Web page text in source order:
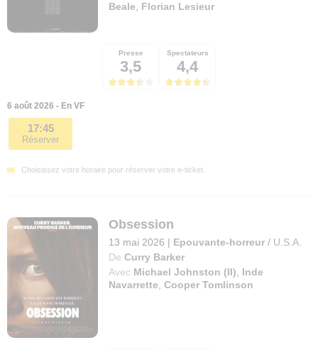
Beale Florian Lesieur
Presse
3,5
Spectateurs
4,4
6 août 2026 - En VF
17:45
Réserver
Choisissez votre horaire pour réserver votre e-ticket.
Obsession
13 mai 2026 | Epouvante-horreur / U.S.A.
De Curry Barker
Avec Michael Johnston (II)
Inde
Navarrette ,Cooper Tomlinson